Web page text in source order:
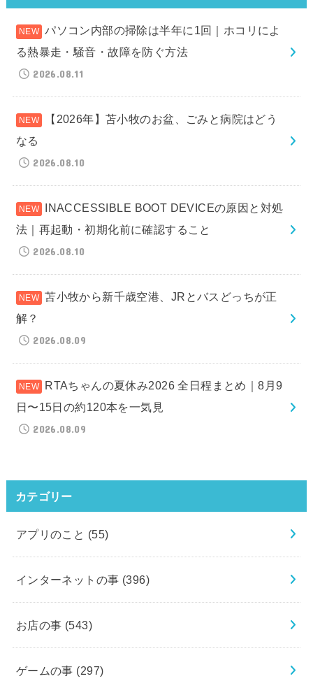
パソコン内部の掃除は半年に1回｜ホコリによ
る熱暴走・騒音・故障を防ぐ方法
2026.08.11
【2026年】苫小牧のお盆、ごみと病院はどう
なる
2026.08.10
INACCESSIBLE BOOT DEVICEの原因と対処
法｜再起動・初期化前に確認すること
2026.08.10
苫小牧から新千歳空港、JRとバスどっちが正
解？
2026.08.09
RTAちゃんの夏休み2026 全日程まとめ｜8月9
日〜15日の約120本を一気見
2026.08.09
カテゴリー
アプリのこと (55)
インターネットの事 (396)
お店の事 (543)
ゲームの事 (297)